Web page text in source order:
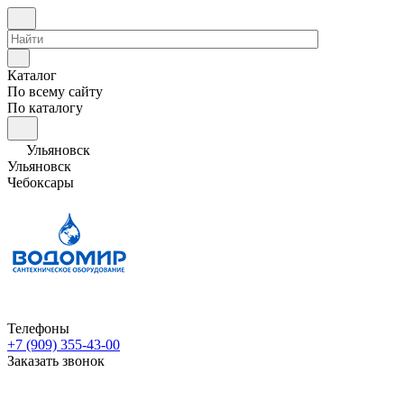
Каталог
По всему сайту
По каталогу
Ульяновск
Ульяновск
Чебоксары
Телефоны
+7 (909) 355-43-00
Заказать звонок